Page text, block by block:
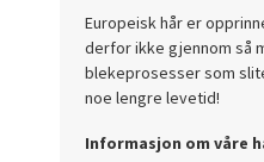
Europeisk hår er
derfor ikke gjennom så
blekeprosesser som
noe lengre levetid!
Informasjon om våre